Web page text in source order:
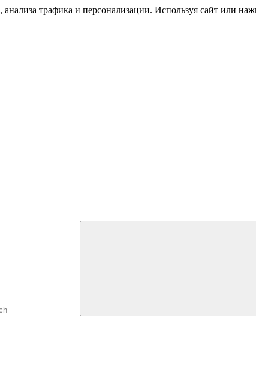
трафика и персонализации. Используя сайт или